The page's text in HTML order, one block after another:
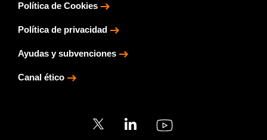
Política de Cookies
Política de privacidad
Ayudas y subvenciones
Canal ético